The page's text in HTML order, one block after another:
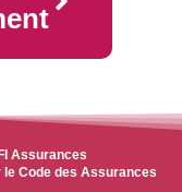
Assurances
Code des Assurances